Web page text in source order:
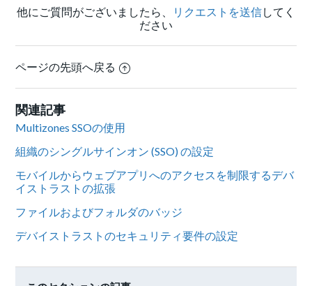
他にご質問がございましたら、 リクエストを送信してく
ださい
ページの先頭へ戻る
関連記事
Multizones SSOの使用
組織のシングルサインオン (SSO) の設定
モバイルからウェブアプリへのアクセスを制限するデバ
イストラストの拡張
ファイルおよびフォルダのバッジ
デバイストラストのセキュリティ要件の設定